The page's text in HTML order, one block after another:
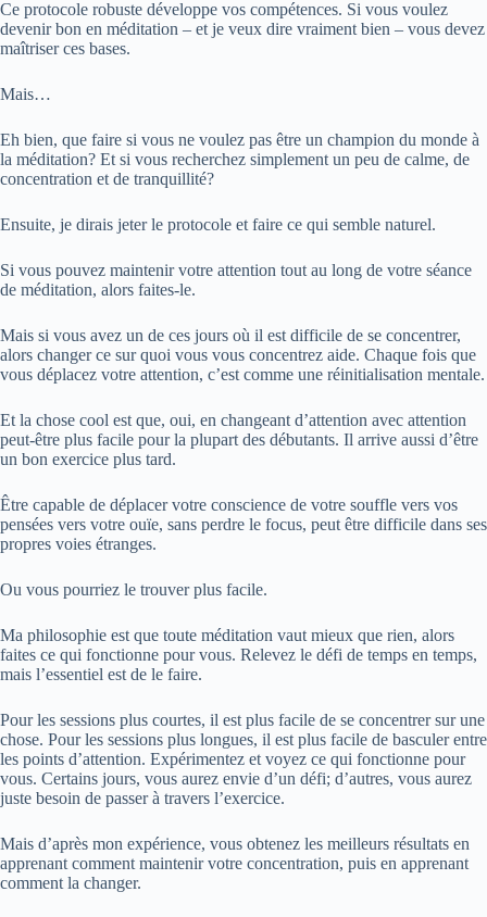
Ce protocole robuste développe vos compétences. Si vous voulez
devenir bon en méditation – et je veux dire vraiment bien – vous devez
maîtriser ces bases.
Mais…
Eh bien, que faire si vous ne voulez pas être un champion du monde à
la méditation? Et si vous recherchez simplement un peu de calme, de
concentration et de tranquillité?
Ensuite, je dirais jeter le protocole et faire ce qui semble naturel.
Si vous pouvez maintenir votre attention tout au long de votre séance
de méditation, alors faites-le.
Mais si vous avez un de ces jours où il est difficile de se concentrer,
alors changer ce sur quoi vous vous concentrez aide. Chaque fois que
vous déplacez votre attention, c’est comme une réinitialisation mentale.
Et la chose cool est que, oui, en changeant d’attention avec attention
peut-être plus facile pour la plupart des débutants. Il arrive aussi d’être
un bon exercice plus tard.
Être capable de déplacer votre conscience de votre souffle vers vos
pensées vers votre ouïe, sans perdre le focus, peut être difficile dans ses
propres voies étranges.
Ou vous pourriez le trouver plus facile.
Ma philosophie est que toute méditation vaut mieux que rien, alors
faites ce qui fonctionne pour vous. Relevez le défi de temps en temps,
mais l’essentiel est de le faire.
Pour les sessions plus courtes, il est plus facile de se concentrer sur une
chose. Pour les sessions plus longues, il est plus facile de basculer entre
les points d’attention. Expérimentez et voyez ce qui fonctionne pour
vous. Certains jours, vous aurez envie d’un défi; d’autres, vous aurez
juste besoin de passer à travers l’exercice.
Mais d’après mon expérience, vous obtenez les meilleurs résultats en
apprenant comment maintenir votre concentration, puis en apprenant
comment la changer.